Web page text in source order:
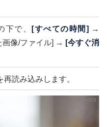
下で、 [すべての時間] →
画像/ファイル] → [今すぐ消
読み込みします。